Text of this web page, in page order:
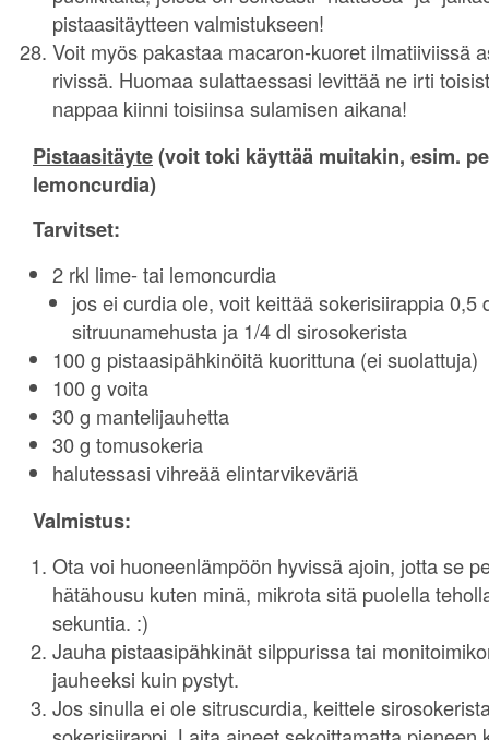
pistaasitäytteen valmistukseen!
Voit myös pakastaa macaron-kuoret ilmatiiviissä
rivissä. Huomaa sulattaessasi levittää ne irti
nappaa kiinni toisiinsa sulamisen aikana!
Pistaasitäyte(voit toki käyttää muitakin, esim.
lemoncurdia)
Tarvitset:
2 rkl lime- tai lemoncurdia
jos ei curdia ole, voit keittää sokerisiirappia 0,5
sitruunamehusta ja 1/4 dl sirosokerista
100 g pistaasipähkinöitä kuorittuna (ei suolattuja)
100 g voita
30 g mantelijauhetta
30 g tomusokeria
halutessasi vihreää elintarvikeväriä
Valmistus:
Ota voi huoneenlämpöön hyvissä ajoin, jotta se
hätähousu kuten minä, mikrota sitä puolella
sekuntia. :)
Jauha pistaasipähkinät silppurissa tai
jauheeksi kuin pystyt.
Jos sinulla ei ole sitruscurdia, keittele